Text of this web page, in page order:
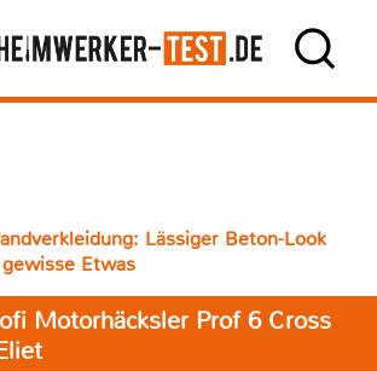
Lässiger Beton-Look
Etwas
Motorhäcksler Prof 6 Cross